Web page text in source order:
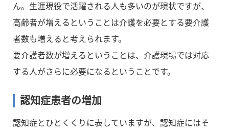
ん。生涯現役で活躍される人も多いのが現状ですが、
高齢者が増えるということは介護を必要とする要介護
者数も増えると考えられます。
要介護者数が増えるということは、介護現場では対応
する人がさらに必要になるということです。
認知症患者の増加
認知症とひとくくりに表していますが、認知症にはそ